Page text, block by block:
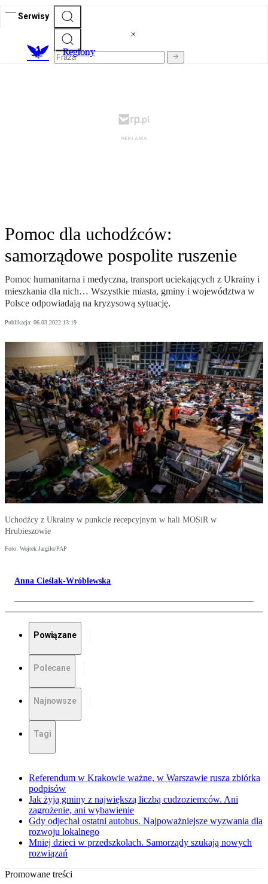
Serwisy
Regiony
Pomoc dla uchodźców:
samorządowe pospolite ruszenie
Pomoc humanitarna i medyczna, transport uciekających z Ukrainy i
mieszkania dla nich… Wszystkie miasta, gminy i województwa w
Polsce odpowiadają na kryzysową sytuację.
Publikacja: 06.03.2022 13:19
Uchodźcy z Ukrainy w punkcie recepcyjnym w hali MOSiR w
Hrubieszowie
Foto: Wojtek Jargiło/PAP
Anna Cieślak-Wróblewska
Powiązane
Polecane
Najnowsze
Tagi
Referendum w Krakowie ważne, w Warszawie rusza zbiórka
podpisów
Jak żyją gminy z największą liczbą cudzoziemców. Ani
zagrożenie, ani wybawienie
Gdy odjechał ostatni autobus. Najpoważniejsze wyzwania dla
rozwoju lokalnego
Mniej dzieci w przedszkolach. Samorządy szukają nowych
rozwiązań
Promowane treści